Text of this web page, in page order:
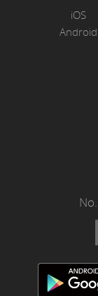
iOS
Android